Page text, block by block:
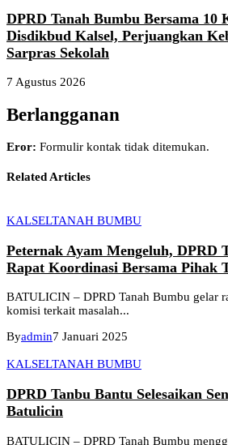
DPRD Tanah Bumbu Bersama 10
Disdikbud Kalsel, Perjuangkan
Sarpras Sekolah
7 Agustus 2026
Berlangganan
Eror: Formulir kontak tidak ditemukan.
Related Articles
KALSELTANAH BUMBU
Peternak Ayam Mengeluh, DPRD
Rapat Koordinasi Bersama Pihak
BATULICIN – DPRD Tanah Bumbu gelar
komisi terkait masalah...
Byadmin7 Januari 2025
KALSELTANAH BUMBU
DPRD Tanbu Bantu Selesaikan
Batulicin
BATULICIN – DPRD Tanah Bumbu